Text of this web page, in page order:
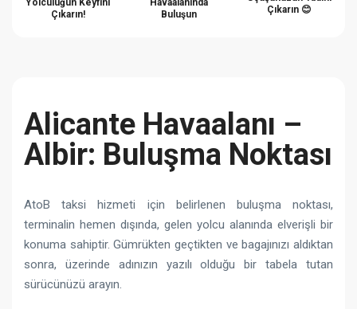
Yolculuğun Keyfini
Çıkarın!
Havaalanında
Buluşun
Çıkarın 😊
Alicante Havaalanı –
Albir: Buluşma Noktası
AtoB taksi hizmeti için belirlenen buluşma noktası,
terminalin hemen dışında, gelen yolcu alanında elverişli bir
konuma sahiptir. Gümrükten geçtikten ve bagajınızı aldıktan
sonra, üzerinde adınızın yazılı olduğu bir tabela tutan
sürücünüzü arayın.